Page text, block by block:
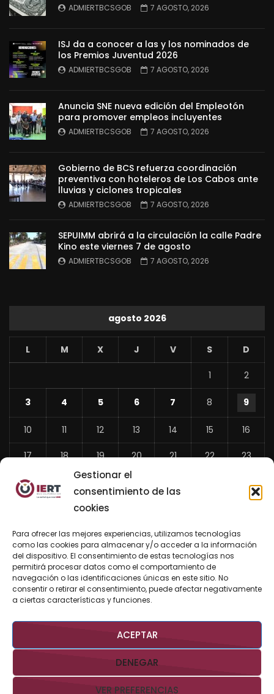
Gestionar el
consentimiento de las
cookies
Para ofrecer las mejores experiencias, utilizamos tecnologías
como las cookies para almacenar y/o acceder a la información
del dispositivo. El consentimiento de estas tecnologías nos
permitirá procesar datos como el comportamiento de
navegación o las identificaciones únicas en este sitio. No
consentir o retirar el consentimiento, puede afectar negativamente
a ciertas características y funciones.
ACEPTAR
DENEGAR
VER PREFERENCIAS
ADMIERTBCSGOB 7 AGOSTO, 2026
ISJ da a conocer a las y los nominados de
los Premios Juventud 2026
ADMIERTBCSGOB 7 AGOSTO, 2026
Anuncia SNE nueva edición del Empleotón
para promover empleos incluyentes
ADMIERTBCSGOB 7 AGOSTO, 2026
Gobierno de BCS refuerza coordinación
preventiva con hoteleros de Los Cabos ante
lluvias y ciclones tropicales
ADMIERTBCSGOB 7 AGOSTO, 2026
SEPUIMM abrirá a la circulación la calle Padre
Kino este viernes 7 de agosto
ADMIERTBCSGOB 7 AGOSTO, 2026
agosto 2026
L M X J V S D
1 2
3 4 5 6 7 8 9
10 11 12 13 14 15 16
17 18 19 20 21 22 23
24 26 27
«
Jul
BUSCAR AHORA